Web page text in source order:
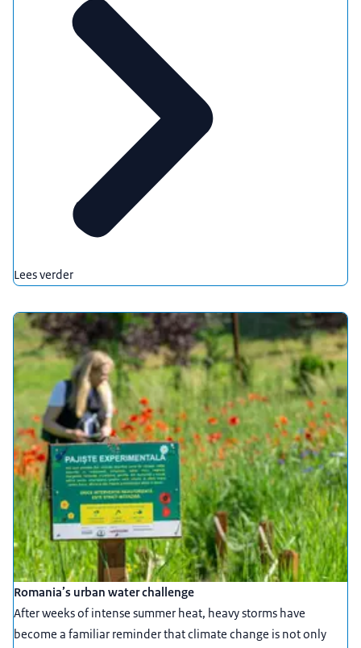
Lees verder
Romania’s urban water challenge
After weeks of intense summer heat, heavy storms have
become a familiar reminder that climate change is not only